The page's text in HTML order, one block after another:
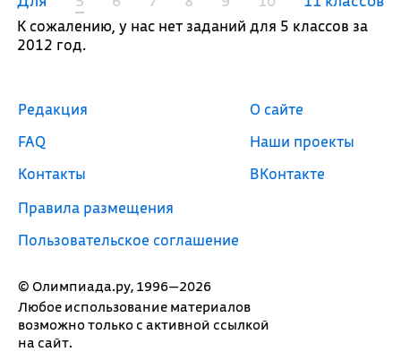
К сожалению, у нас нет заданий для 5 классов за
2012 год.
© Олимпиада.ру, 1996—2026
Любое использование материалов
возможно только с активной ссылкой
на сайт.
Редакция
FAQ
Контакты
Правила размещения
Пользовательское соглашение
О сайте
Наши проекты
ВКонтакте